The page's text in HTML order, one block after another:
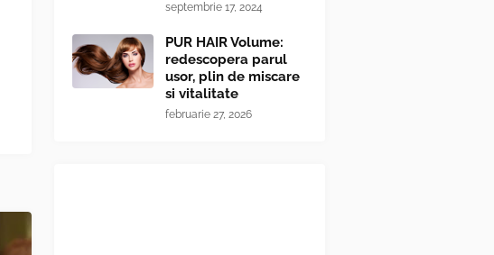
septembrie 17, 2024
PUR HAIR Volume:
redescopera parul
usor, plin de miscare
si vitalitate
februarie 27, 2026